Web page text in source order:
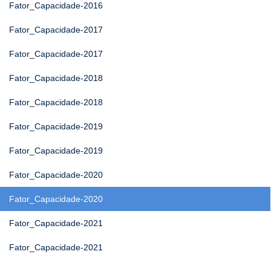
Fator_Capacidade-2016
Fator_Capacidade-2017
Fator_Capacidade-2017
Fator_Capacidade-2018
Fator_Capacidade-2018
Fator_Capacidade-2019
Fator_Capacidade-2019
Fator_Capacidade-2020
Fator_Capacidade-2020
Fator_Capacidade-2021
Fator_Capacidade-2021